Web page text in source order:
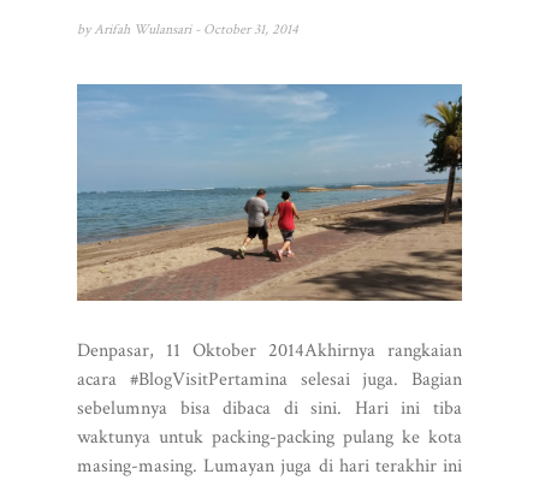
by Arifah Wulansari - October 31, 2014
Denpasar, 11 Oktober 2014Akhirnya rangkaian
acara #BlogVisitPertamina selesai juga. Bagian
sebelumnya bisa dibaca di sini. Hari ini tiba
waktunya untuk packing-packing pulang ke kota
masing-masing. Lumayan juga di hari terakhir ini